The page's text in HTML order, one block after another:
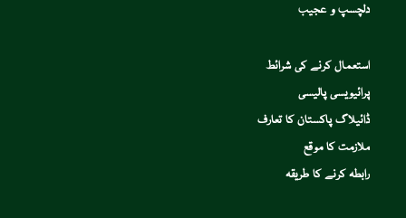
دلچسپ و عجیب
استعمال کرنے کی شرائط
پرائیویسی پالیسی
ڈائیلاگ پاکستان کا تعارف
ملازمت کا موقع
رابطہ کرنے کا طریقہ